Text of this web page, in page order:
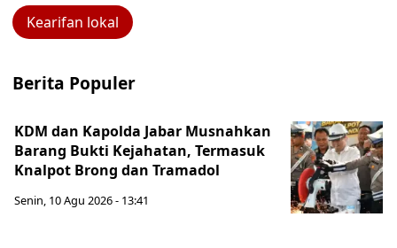
Kearifan lokal
Berita Populer
KDM dan Kapolda Jabar Musnahkan
Barang Bukti Kejahatan, Termasuk
Knalpot Brong dan Tramadol
Senin, 10 Agu 2026 - 13:41